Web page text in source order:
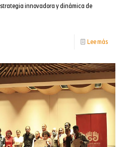
innovadora y dinámica de
Lee más-
Marimbí